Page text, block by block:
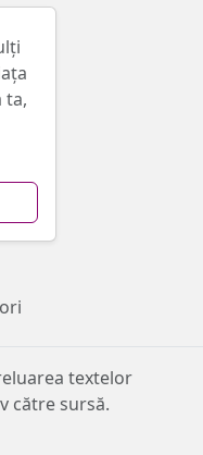
ta,
textelor
către sursă.